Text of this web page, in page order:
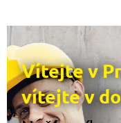
Vítejte v
vítejte v